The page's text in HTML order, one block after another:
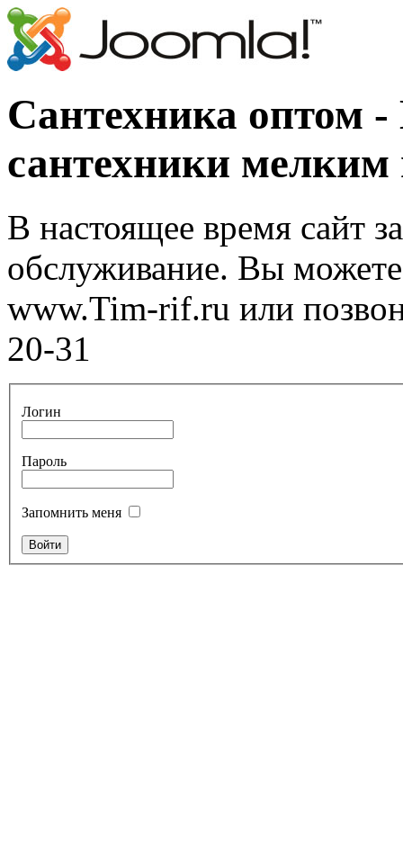
Сантехника оптом
сантехники
В настоящее время сайт
обслуживание. Вы можете
www.Tim-rif.ru или
20-31
Логин
Пароль
Запомнить меня